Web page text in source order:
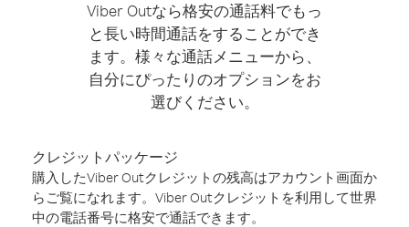
Viber Outなら格安の通話料でもっ
と長い時間通話をすることができ
ます。様々な通話メニューから、
自分にぴったりのオプションをお
選びください。
クレジットパッケージ
購入したViber Outクレジットの残高はアカウント画面か
らご覧になれます。Viber Outクレジットを利用して世界
中の電話番号に格安で通話できます。